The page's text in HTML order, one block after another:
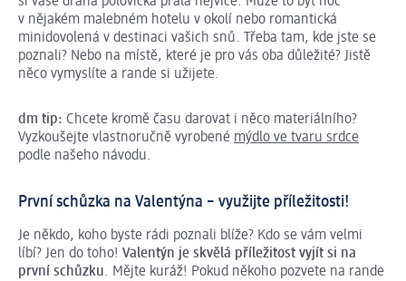
v nějakém malebném hotelu v okolí nebo romantická
minidovolená v destinaci vašich snů. Třeba tam, kde jste se
poznali? Nebo na místě, které je pro vás oba důležité? Jistě
něco vymyslíte a rande si užijete.
dm tip: Chcete kromě času darovat i něco materiálního?
Vyzkoušejte vlastnoručně vyrobené mýdlo ve tvaru srdce
podle našeho návodu.
První schůzka na Valentýna – využijte příležitosti!
Je někdo, koho byste rádi poznali blíže? Kdo se vám velmi
líbí? Jen do toho! Valentýn je skvělá příležitost vyjít si na
první schůzku. Mějte kuráž! Pokud někoho pozvete na rande